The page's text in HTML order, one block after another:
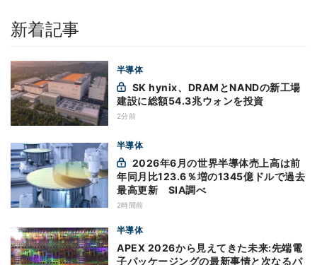
新着記事
半導体
建設に総額54.3兆ウォンを投資
2分前
半導体
年同月比123.6％増の1345億ドルで過去
最高更新 SIA調べ
2時間前
半導体
APEX 2026から見えてきた未来:先端電
子パッケージングの最新事情と次なるパ